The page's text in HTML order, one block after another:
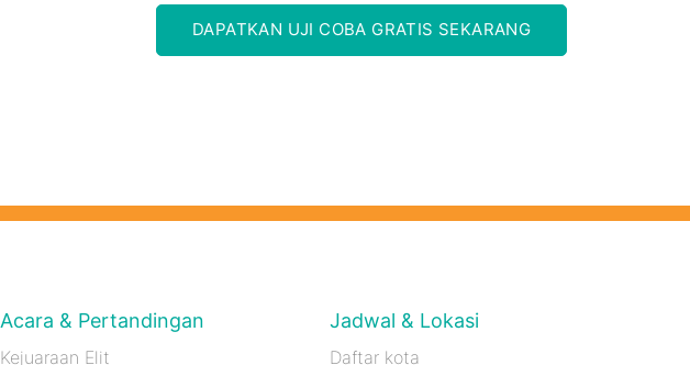
DAPATKAN UJI COBA GRATIS SEKARANG
Acara & Pertandingan
Kejuaraan Elit
Jadwal & Lokasi
Daftar kota